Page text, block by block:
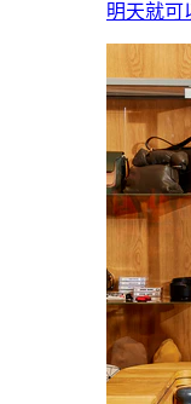
明天就可